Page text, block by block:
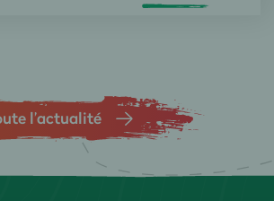
l’actualité